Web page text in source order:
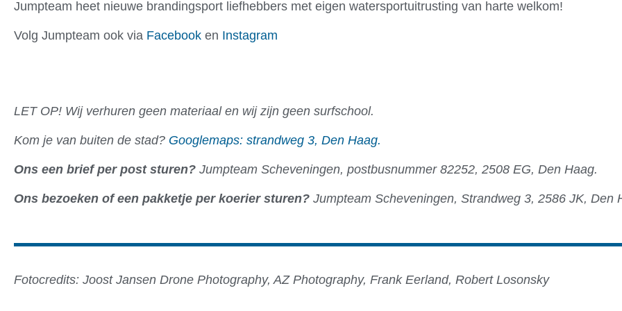
Jumpteam heet nieuwe brandingsport liefhebbers met eigen watersportuitrusting van harte welkom!
Volg Jumpteam ook via Facebook en Instagram
LET OP! Wij verhuren geen materiaal en wij zijn geen surfschool.
Kom je van buiten de stad? Googlemaps: strandweg 3, Den Haag.
Ons een brief per post sturen? Jumpteam Scheveningen, postbusnummer 82252, 2508 EG, Den Haag.
Ons bezoeken of een pakketje per koerier sturen? Jumpteam Scheveningen, Strandweg 3, 2586 JK, Den
Fotocredits: Joost Jansen Drone Photography, AZ Photography, Frank Eerland, Robert Losonsky